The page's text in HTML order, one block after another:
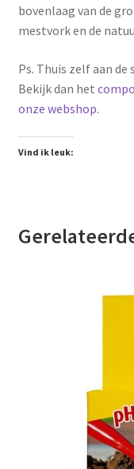
bovenlaag van de
mestvork en de
Ps. Thuis zelf aan
Bekijk dan het
onze webshop.
Vind ik leuk: